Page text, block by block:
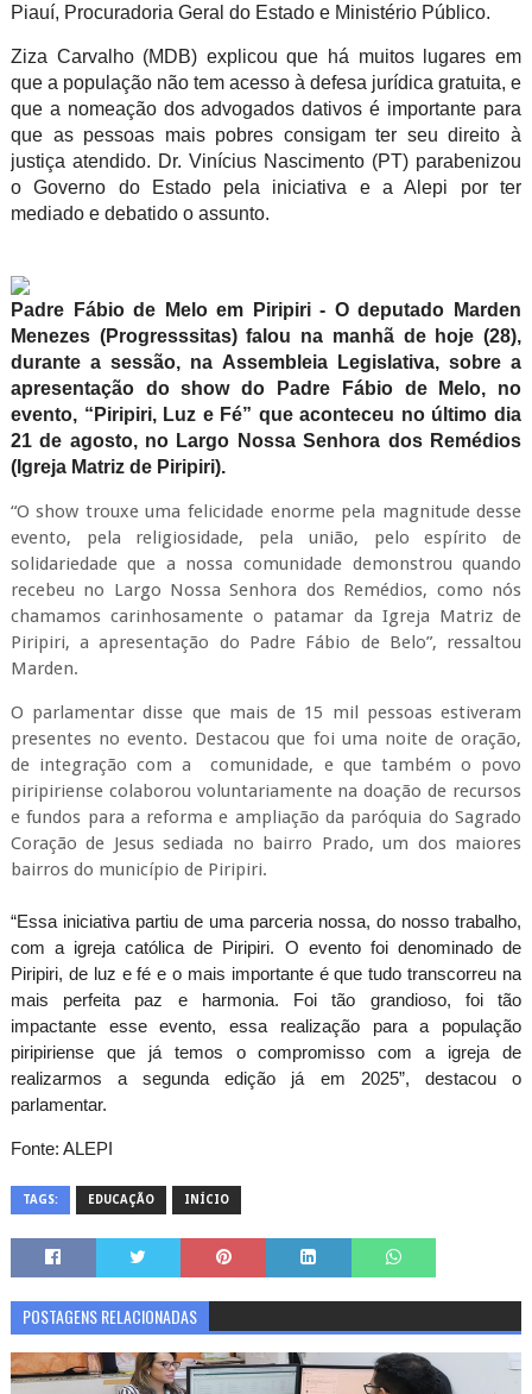
Piauí, Procuradoria Geral do Estado e Ministério Público.
Ziza Carvalho (MDB) explicou que há muitos lugares em
que a população não tem acesso à defesa jurídica gratuita, e
que a nomeação dos advogados dativos é importante para
que as pessoas mais pobres consigam ter seu direito à
justiça atendido. Dr. Vinícius Nascimento (PT) parabenizou
o Governo do Estado pela iniciativa e a Alepi por ter
mediado e debatido o assunto.
Padre Fábio de Melo em Piripiri- O deputado Marden
Menezes (Progresssitas) falou na manhã de hoje (28),
durante a sessão, na Assembleia Legislativa, sobre a
apresentação do show do Padre Fábio de Melo, no
evento, “Piripiri, Luz e Fé” que aconteceu no último dia
21 de agosto, no Largo Nossa Senhora dos Remédios
(Igreja Matriz de Piripiri).
“O show trouxe uma felicidade enorme pela magnitude desse
evento, pela religiosidade, pela união, pelo espírito de
solidariedade que a nossa comunidade demonstrou quando
recebeu no Largo Nossa Senhora dos Remédios, como nós
chamamos carinhosamente o patamar da Igreja Matriz de
Piripiri, a apresentação do Padre Fábio de Belo”, ressaltou
Marden.
O parlamentar disse que mais de 15 mil pessoas estiveram
presentes no evento. Destacou que foi uma noite de oração,
de integração com a comunidade, e que também o povo
piripiriense colaborou voluntariamente na doação de recursos
e fundos para a reforma e ampliação da paróquia do Sagrado
Coração de Jesus sediada no bairro Prado, um dos maiores
bairros do município de Piripiri.
“Essa iniciativa partiu de uma parceria nossa, do nosso trabalho,
com a igreja católica de Piripiri. O evento foi denominado de
Piripiri, de luz e fé e o mais importante é que tudo transcorreu na
mais perfeita paz e harmonia. Foi tão grandioso, foi tão
impactante esse evento, essa realização para a população
piripiriense que já temos o compromisso com a igreja de
realizarmos a segunda edição já em 2025”, destacou o
parlamentar.
Fonte: ALEPI
TAGS: EDUCAÇÃO INÍCIO
POSTAGENS RELACIONADAS